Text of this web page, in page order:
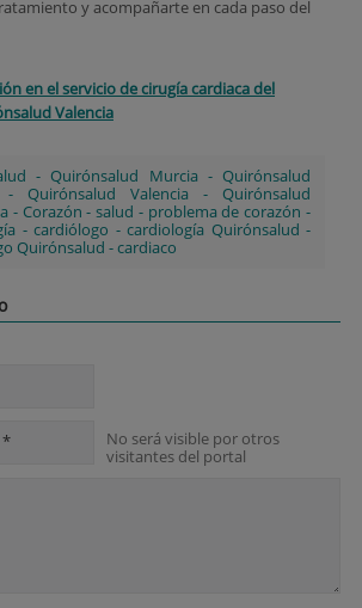
y acompañarte en cada paso del
en el servicio de cirugía cardiaca del
Valencia
-Quirónsalud Murcia -Quirónsalud
- Quirónsalud Valencia - Quirónsalud
- Corazón -salud - problema de corazón -
- cardiólogo - cardiología Quirónsalud -
Quirónsalud -cardiaco
*
No será visible por otros
visitantes del portal